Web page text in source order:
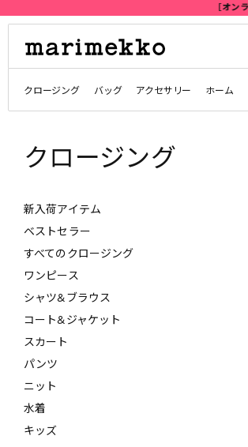
クロージング バッグ アクセサリー ホーム
クロージング
新入荷アイテム
ベストセラー
すべてのクロージング
ワンピース
シャツ&ブラウス
コート&ジャケット
スカート
パンツ
ニット
水着
キッズ